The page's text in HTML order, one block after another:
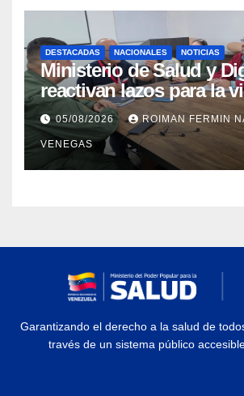
DESTACADAS NACIONALES NOTICIAS
Ministerio de Salud y
reactivan lazos para la
epidemiológica y el
enfermedades
05/08/2026 ROIMAN FERMIN
VENEGAS
Garantizando el derecho a la salud de
través de un sistema público